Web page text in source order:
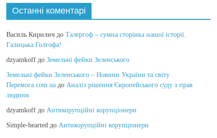
Останні коментарі
Василь Кирилич до Талергоф – сумна сторінка нашої історії.
Галицька Голгофа!
dzyamkoff доЗемельні фейки Зеленського
Земельні фейки Зеленського – Новини України та світу
Перемога.com.ua доАналіз рішення Європейського суду з прав
людини
dzyamkoff доАнтикорупційні корупціонери
Simple-hearted доАнтикорупційні корупціонери